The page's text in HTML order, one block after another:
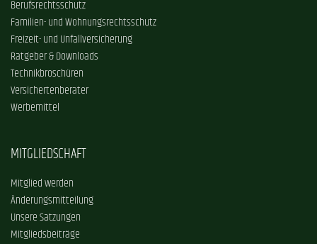
Berufsrechtsschutz
Familien- und Wohnungsrechtsschutz
Freizeit- und Unfallversicherung
Ratgeber & Downloads
Technikbroschüren
Versichertenberater
Werbemittel
MITGLIEDSCHAFT
Mitglied werden
Änderungsmitteilung
Unsere Satzungen
Mitgliedsbeiträge